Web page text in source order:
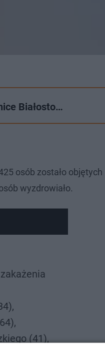
Białosto…
osób zostało objętych
wyzdrowiało.
(41),